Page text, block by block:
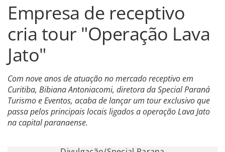
Empresa de receptivo
cria tour "Operação Lava
Jato"
Com nove anos de atuação no mercado receptivo em
Curitiba, Bibiana Antoniacomi, diretora da Special Paraná
Turismo e Eventos, acaba de lançar um tour exclusivo que
passa pelos principais locais ligados a operação Lava Jato
na capital paranaense.